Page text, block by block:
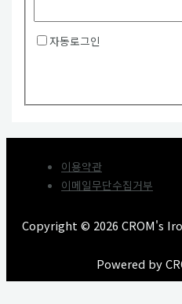
자동로그인
이용약관
이메일무단수집거부
Copyright © 2026 CROM's
Powered by